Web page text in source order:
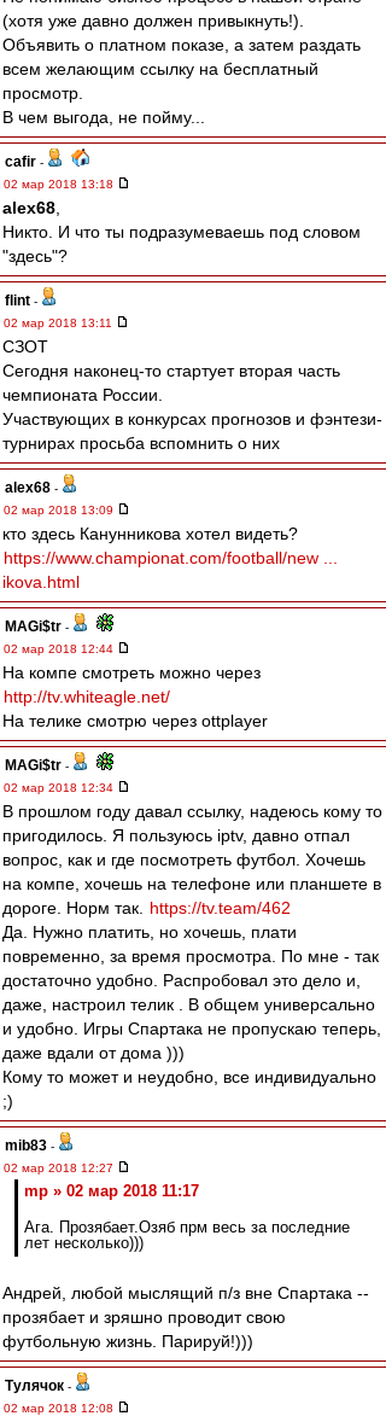
(хотя уже давно должен привыкнуть!).
Объявить о платном показе, а затем раздать
всем желающим ссылку на бесплатный
просмотр.
В чем выгода, не пойму...
cafir -
02 мар 2018 13:18
alex68
Никто. И что ты подразумеваешь под словом
"здесь"?
flint -
02 мар 2018 13:11
СЗОТ
Сегодня наконец-то стартует вторая часть
чемпионата России.
Участвующих в конкурсах прогнозов и фэнтези-
турнирах просьба вспомнить о них
alex68 -
02 мар 2018 13:09
кто здесь Канунникова хотел видеть?
https://www.championat.com/football/new ...
ikova.html
MAGi$tr -
02 мар 2018 12:44
На компе смотреть можно через
http://tv.whiteagle.net/
На телике смотрю через ottplayer
MAGi$tr -
02 мар 2018 12:34
В прошлом году давал ссылку, надеюсь кому то
пригодилось. Я пользуюсь iptv, давно отпал
вопрос, как и где посмотреть футбол. Хочешь
на компе, хочешь на телефоне или планшете в
дороге. Норм так.
https://tv.team/462
Да. Нужно платить, но хочешь, плати
повременно, за время просмотра. По мне - так
достаточно удобно. Распробовал это дело и,
даже, настроил телик . В общем универсально
и удобно. Игры Спартака не пропускаю теперь,
даже вдали от дома )))
Кому то может и неудобно, все индивидуально
;)
mib83 -
02 мар 2018 12:27
mp » 02 мар 2018 11:17
Ага. Прозябает.Озяб прм весь за последние
лет несколько)))
Андрей, любой мыслящий п/з вне Спартака --
прозябает и зряшно проводит свою
футбольную жизнь. Парируй!)))
Тулячок -
02 мар 2018 12:08